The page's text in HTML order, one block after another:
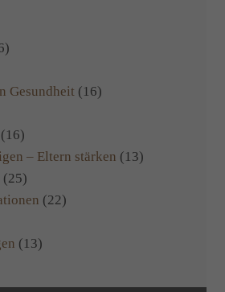
Gesundheit (16)
(16)
– Eltern stärken (13)
(25)
(22)
(13)